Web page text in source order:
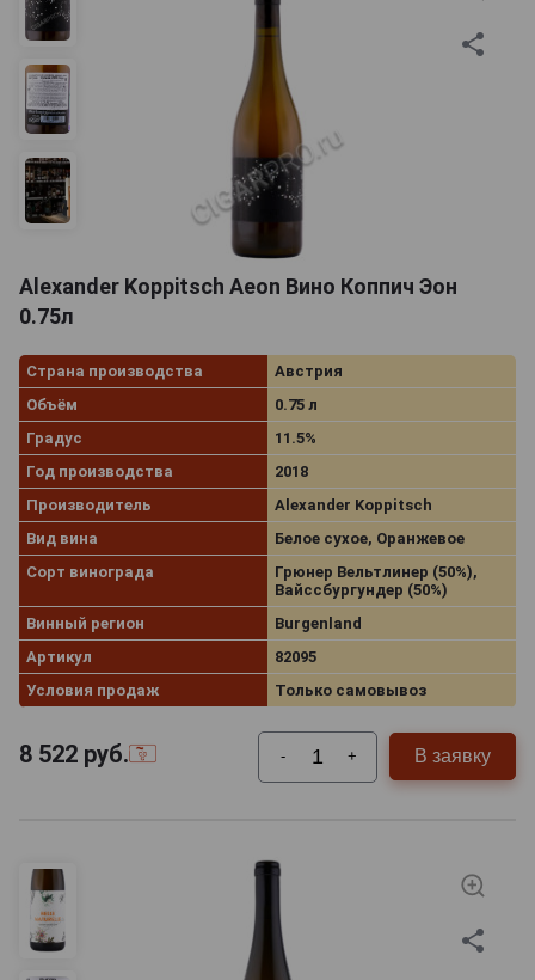
произведения виноделия приятно удивят самых
взыскательных ценителей и достойно пополнят Вашу
коллекцию спиртного. Самые ценные винтажи от
австрийских мастеров могут развиваться в стекле
до 10-15 лет.
Alexander Koppitsch Aeon Вино Коппич Эон
0.75л
Страна производства
Австрия
Объём
0.75 л
Градус
11.5%
Год производства
2018
Производитель
Alexander Koppitsch
Вид вина
Белое сухое, Оранжевое
Сорт винограда
Грюнер Вельтлинер (50%),
Вайссбургундер (50%)
Винный регион
Burgenland
Артикул
82095
Условия продаж
Только самовывоз
8 522 руб. - + В заявку